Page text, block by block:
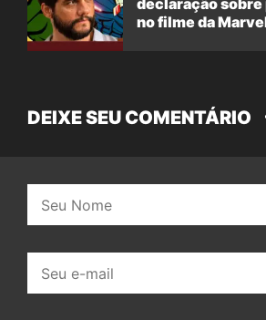
no filme da
DEIXE SEU COMENTÁRIO
mail: